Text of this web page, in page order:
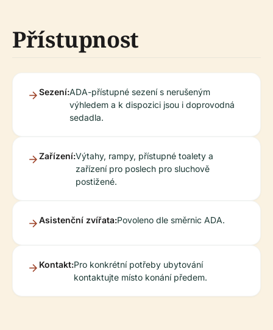
Přístupnost
Sezení:ADA-přístupné sezení s nerušeným
výhledem a k dispozici jsou i doprovodná
sedadla.
Zařízení:Výtahy, rampy, přístupné toalety a
zařízení pro poslech pro sluchově
postižené.
Asistenční zvířata:Povoleno dle směrnic ADA.
Kontakt:Pro konkrétní potřeby ubytování
kontaktujte místo konání předem.